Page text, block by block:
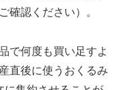
確認ください）。
で何度も買い足すよ
直後に使うおくるみ